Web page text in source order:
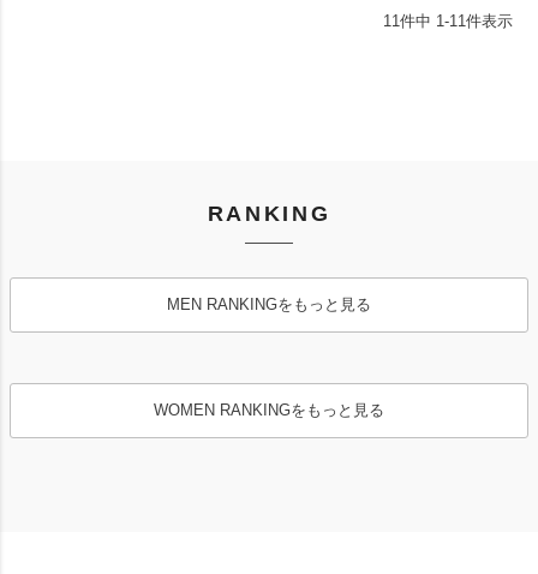
11件中 1-11件表示
RANKING
MEN RANKINGをもっと見る
WOMEN RANKINGをもっと見る